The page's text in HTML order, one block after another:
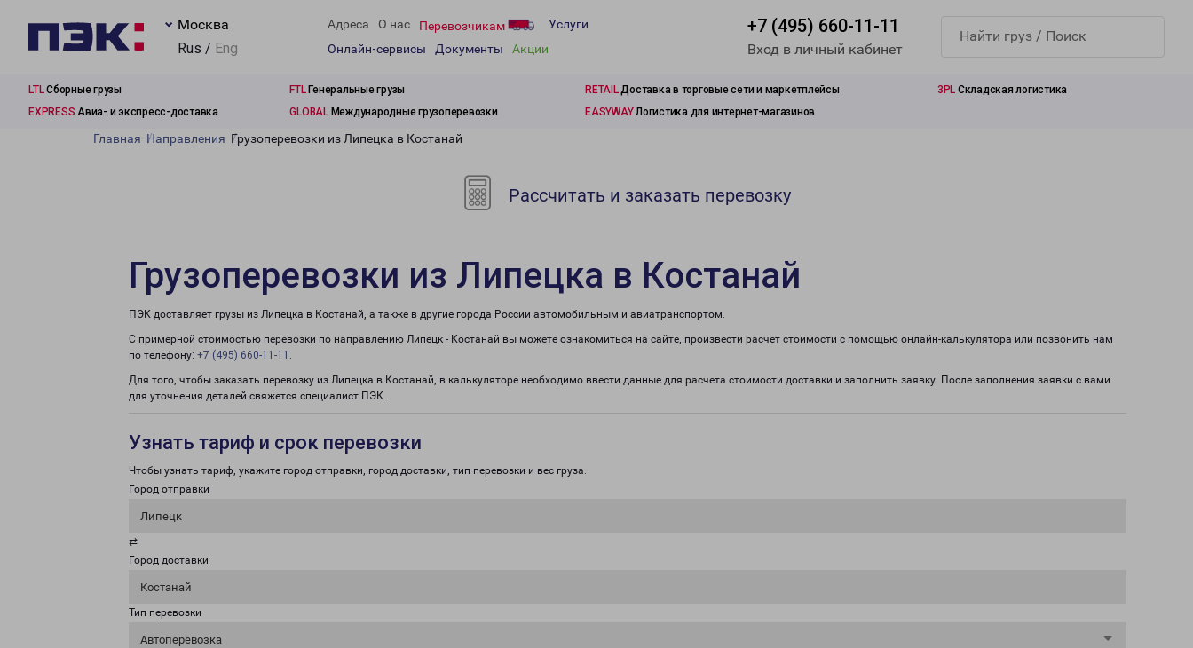
Москва
Rus / Eng
Адреса О нас Перевозчикам
Услуги
Онлайн-сервисы
Документы Акции
+7 (495) 660-11-11
Вход в личный кабинет
LTLСборные грузы FTLГенеральные грузы RETAILДоставка в торговые сети и маркетплейсы 3PL Складская логистика
EXPRESS Авиа- и экспресс-доставка GLOBALМеждународные грузоперевозки EASYWAYЛогистика для интернет-магазинов
Главная Направления Грузоперевозки из Липецка в Костанай
Рассчитать и заказать перевозку
Грузоперевозки из Липецка в Костанай
ПЭК доставляет грузы из Липецка в Костанай, а также в другие города России автомобильным и авиатранспортом.
С примерной стоимостью перевозки по направлению Липецк - Костанай вы можете ознакомиться на сайте, произвести расчет стоимости с помощью онлайн-калькулятора или позвонить нам
по телефону: +7 (495) 660-11-11 .
Для того, чтобы заказать перевозку из Липецка в Костанай, в калькуляторе необходимо ввести данные для расчета стоимости доставки и заполнить заявку. После заполнения заявки с вами
для уточнения деталей свяжется специалист ПЭК.
Узнать тариф и срок перевозки
Чтобы узнать тариф, укажите город отправки, город доставки, тип перевозки и вес груза.
Город отправки
Липецк
⇄
Город доставки
Костанай
Тип перевозки
Автоперевозка